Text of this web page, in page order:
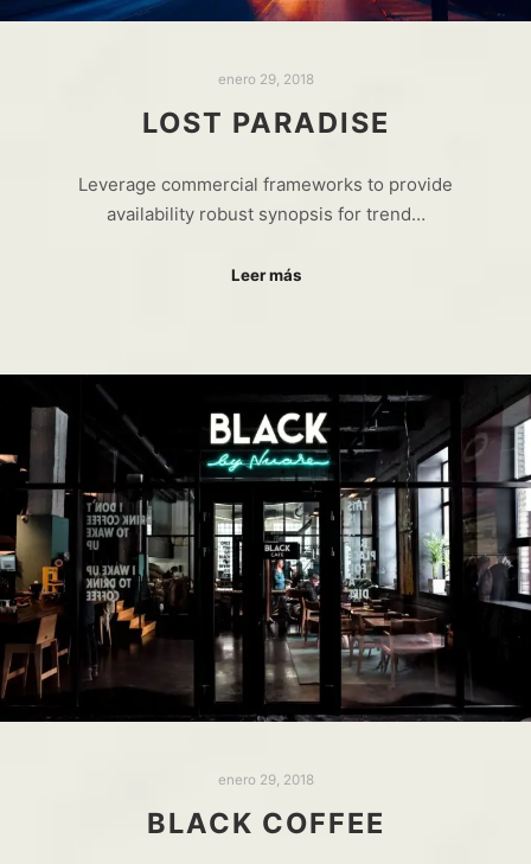
enero 29, 2018
LOST PARADISE
Leverage commercial frameworks to provide
availability robust synopsis for trend…
Leer más
enero 29, 2018
BLACK COFFEE